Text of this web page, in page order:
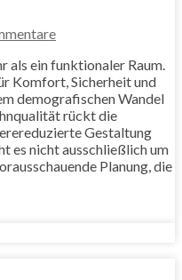
als ein funktionaler Raum.
Komfort, Sicherheit und
demografischen Wandel
rückt die
Gestaltung
es nicht ausschließlich um
Planung, die